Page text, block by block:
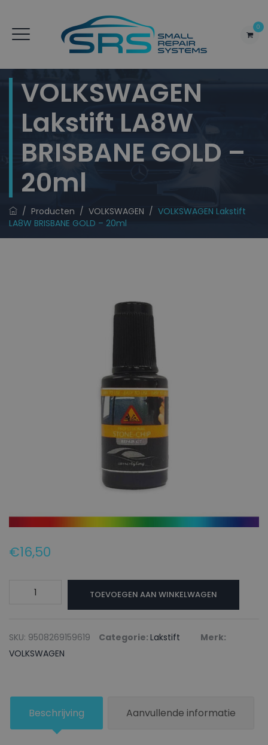
0
VOLKSWAGEN
Lakstift LA8W
BRISBANE GOLD –
20ml
/ Producten / VOLKSWAGEN / VOLKSWAGEN Lakstift
LA8W BRISBANE GOLD – 20ml
€16,50
VOLKSWAGEN
BRISBANE
GOLD
aantal
TOEVOEGEN AAN WINKELWAGEN
SKU: 9508269159619 Categorie: Lakstift
Merk:
VOLKSWAGEN
Beschrijving Aanvullende informatie